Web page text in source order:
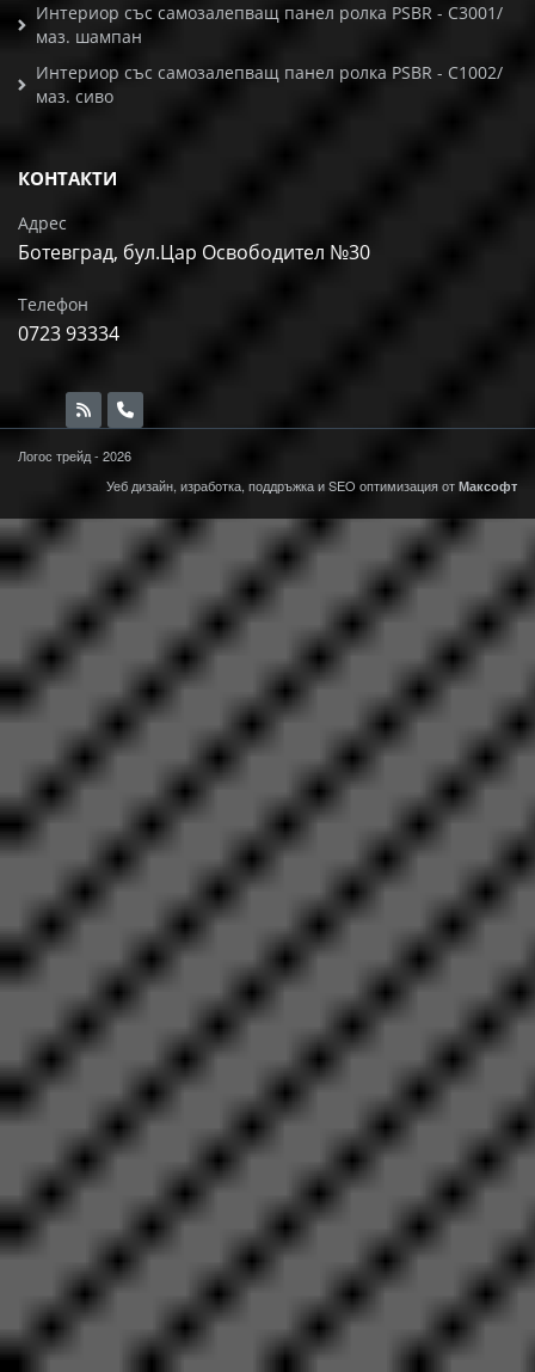
Интериор със самозалепващ панел ролка PSBR - C3001/
маз. шампан
Интериор със самозалепващ панел ролка PSBR - C1002/
маз. сиво
КОНТАКТИ
Адрес
Ботевград, бул.Цар Освободител №30
Телефон
0723 93334
Логос трейд - 2026
Уеб дизайн, изработка, поддръжка иSEO оптимизация от Максофт